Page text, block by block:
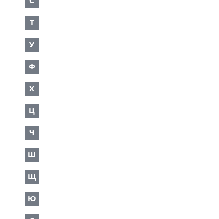
Т
У
Ф
Х
Ц
Ч
Ш
Щ
Ю